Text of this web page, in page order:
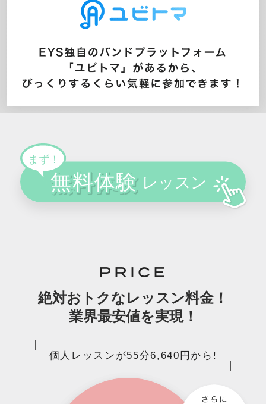
PRICE
絶対おトクなレッスン料金！
業界最安値を実現！
個人レッスンが55分6,640円から!